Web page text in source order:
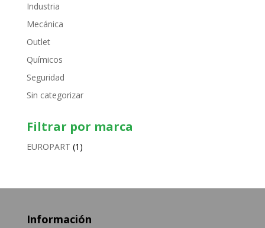
Industria
Mecánica
Outlet
Químicos
Seguridad
Sin categorizar
Filtrar por marca
EUROPART (1)
Información